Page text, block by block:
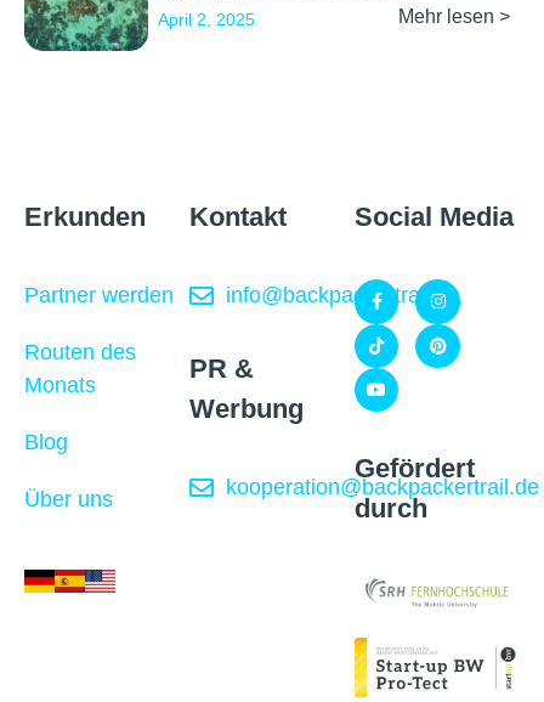
April 2, 2025
Mehr lesen >
Erkunden
Partner werden
Routen des
Monats
Blog
Über uns
Kontakt
info@backpackertrail.de
PR &
Werbung
kooperation@backpackertrail.de
Social Media
Gefördert
durch